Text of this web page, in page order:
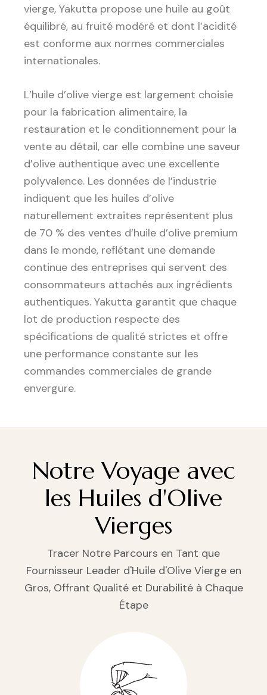
vierge, Yakutta propose une huile au goût
équilibré, au fruité modéré et dont l’acidité
est conforme aux normes commerciales
internationales.
L’huile d’olive vierge est largement choisie
pour la fabrication alimentaire, la
restauration et le conditionnement pour la
vente au détail, car elle combine une saveur
d’olive authentique avec une excellente
polyvalence. Les données de l’industrie
indiquent que les huiles d’olive
naturellement extraites représentent plus
de 70 % des ventes d’huile d’olive premium
dans le monde, reflétant une demande
continue des entreprises qui servent des
consommateurs attachés aux ingrédients
authentiques. Yakutta garantit que chaque
lot de production respecte des
spécifications de qualité strictes et offre
une performance constante sur les
commandes commerciales de grande
envergure.
Notre Voyage avec
les Huiles d'Olive
Vierges
Tracer Notre Parcours en Tant que
Fournisseur Leader d'Huile d'Olive Vierge en
Gros, Offrant Qualité et Durabilité à Chaque
Étape